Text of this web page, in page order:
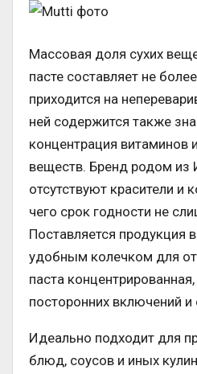
Массовая доля сухих
пасте составляет не
приходится на
ней содержится также
концентрация витаминов
веществ. Бренд родом из
отсутствуют красители и
чего срок годности не
Поставляется продукция
удобным колечком для
паста
посторонних включений и
Идеально подходит для
блюд, соусов и иных